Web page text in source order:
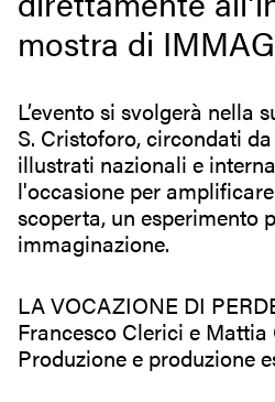
mostra di
L’evento si svolgerà nella
S. Cristoforo, circondati
illustrati nazionali e
l'occasione per amplificare
scoperta, un esperimento
immaginazione.
LA VOCAZIONE DI
Francesco Clerici e Mattia
Produzione e produzione